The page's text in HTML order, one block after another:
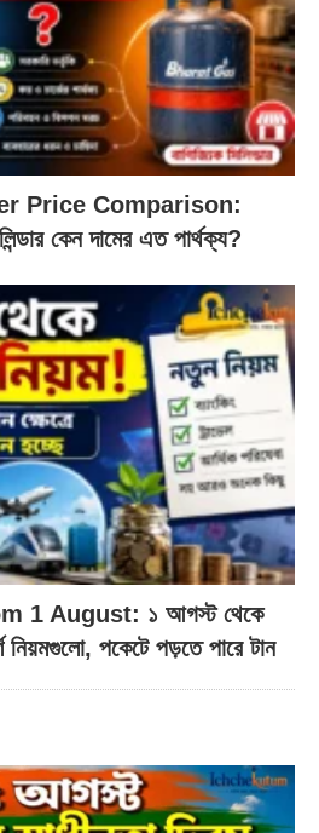
Price Comparison:
কেন দামের এত পার্থক্য?
1 August: ১ আগস্ট থেকে
নিয়মগুলো, পকেটে পড়তে পারে টান